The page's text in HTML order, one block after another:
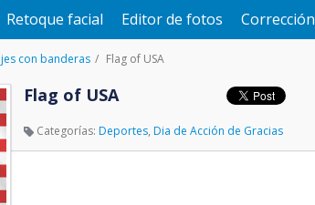
Retoque facial Editor de fotos Corrección
con banderas Flag of USA
Flag of USA
Categorías: Deportes, Dia de Acción de Gracias